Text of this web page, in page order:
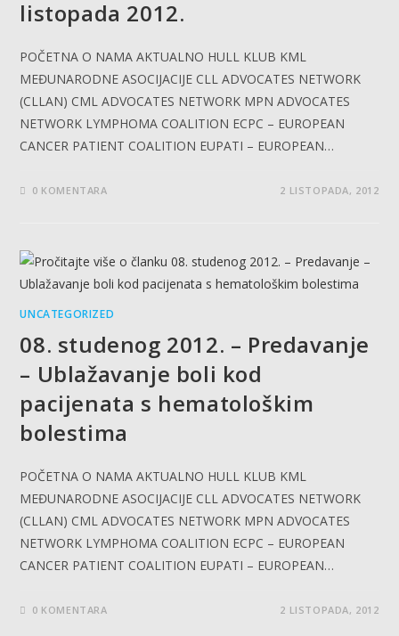
listopada 2012.
POČETNA O NAMA AKTUALNO HULL KLUB KML
MEĐUNARODNE ASOCIJACIJE CLL ADVOCATES NETWORK
(CLLAN) CML ADVOCATES NETWORK MPN ADVOCATES
NETWORK LYMPHOMA COALITION ECPC – EUROPEAN
CANCER PATIENT COALITION EUPATI – EUROPEAN…
0 KOMENTARA 2 LISTOPADA, 2012
UNCATEGORIZED
08. studenog 2012. – Predavanje
– Ublažavanje boli kod
pacijenata s hematološkim
bolestima
POČETNA O NAMA AKTUALNO HULL KLUB KML
MEĐUNARODNE ASOCIJACIJE CLL ADVOCATES NETWORK
(CLLAN) CML ADVOCATES NETWORK MPN ADVOCATES
NETWORK LYMPHOMA COALITION ECPC – EUROPEAN
CANCER PATIENT COALITION EUPATI – EUROPEAN…
0 KOMENTARA 2 LISTOPADA, 2012